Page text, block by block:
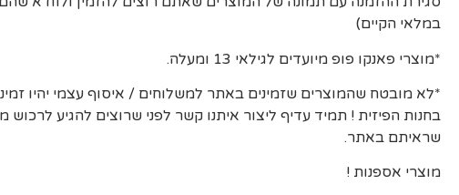
במלאי הקיים)
*מוצרי פאנקו פופ מיועדים לגילאי 13 ומעלה.
*לא מובטח שהמוצרים שזמינים באתר למשלוחים / איסוף עצמי יהיו
בחנות הפיזית ! תמיד עדיף ליצור איתנו קשר לפני שרוצים להגיע לרכוש
שראיתם באתר.
מוצרי אספנות !